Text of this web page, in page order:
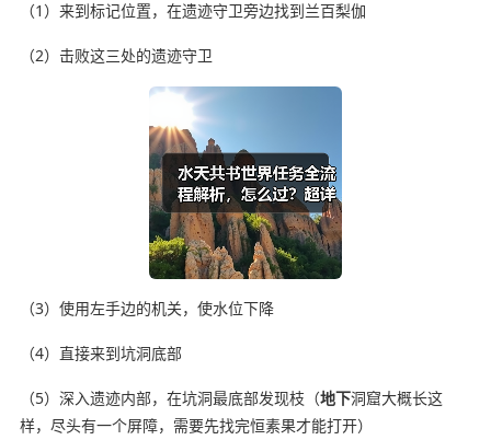
（1）来到标记位置，在遗迹守卫旁边找到兰百梨伽
（2）击败这三处的遗迹守卫
（3）使用左手边的机关，使水位下降
（4）直接来到坑洞底部
（5）深入遗迹内部，在坑洞最底部发现枝（地下洞窟大概长这
样，尽头有一个屏障，需要先找完恒素果才能打开）